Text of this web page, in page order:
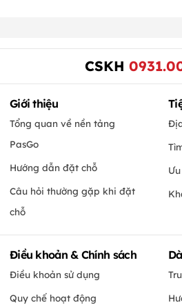
CSKH
Giới thiệu
Tổng quan về nền tảng
PasGo
Hướng dẫn đặt chỗ
Câu hỏi thường gặp khi đặt
chỗ
Điều khoản & Chính sách
Điều khoản sử dụng
Quy chế hoạt động